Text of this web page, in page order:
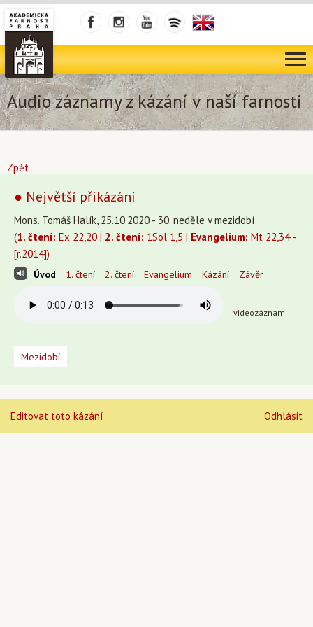
Audio záznamy z kázání v naší farnosti
Zpět
● Největší přikázání
Mons. Tomáš Halík, 25.10.2020 - 30. neděle v mezidobí
(1. čtení: Ex 22,20 | 2. čtení: 1Sol 1,5 | Evangelium: Mt 22,34 -
[r.2014])
Úvod 1. čtení 2. čtení Evangelium Kázání Závěr
videozáznam
Mezidobí
Editovat toto kázání Odhlásit